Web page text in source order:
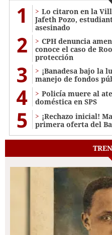
1
Lo citaron en la
Jafeth Pozo,
asesinado
2
CPH denuncia
conoce el caso de
protección
3
¡Banadesa bajo la
manejo de fondos
4
Policía muere al
doméstica en SPS
5
¡Rechazo inicial!
primera oferta del